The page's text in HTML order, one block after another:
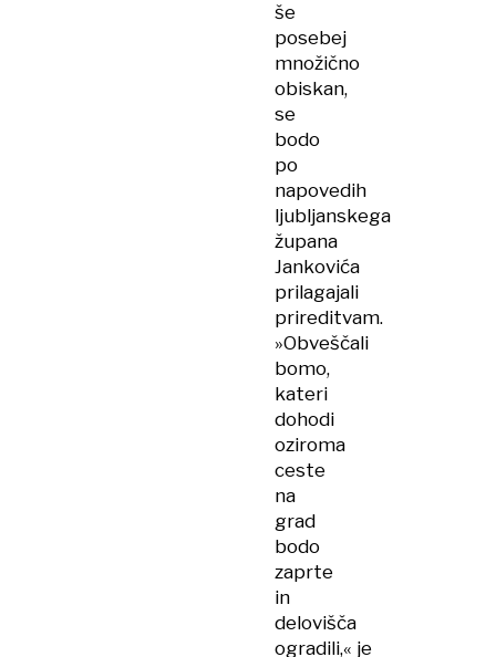
še
posebej
množično
obiskan,
se
bodo
po
napovedih
ljubljanskega
župana
Jankovića
prilagajali
prireditvam.
»Obveščali
bomo,
kateri
dohodi
oziroma
ceste
na
grad
bodo
zaprte
in
delovišča
ogradili,« je